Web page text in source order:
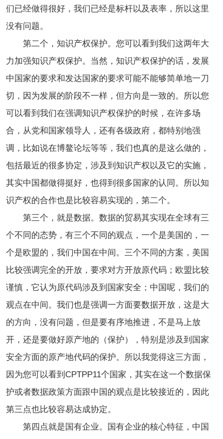
们已经做得很好，我们已经是标杆以及表率，所以这里
没有问题。
第二个，知识产权保护。您可以看到我们这两年大
力加强知识产权保护。当然，知识产权保护的话，发展
中国家的要求和发达国家的要求可能不能够简单地一刀
切，因为发展的阶段不一样，但方向是一致的。所以您
可以看到我们在强调知识产权保护的时候，在许多场
合，从党和国家领导人，还有各级政府，都特别地强
调，比如说在博鳌论坛等等，我们也真的是这么做的，
包括最近的很多协定，涉及到知识产权以及它的实施，
其实中国都做得挺好，也得到很多国家的认同。所以知
识产权的合作也是比较容易实现的，第二个。
第三个，就是数据。数据的贸易其实现在全球有三
个不同的态势，有三个不同的观点，一个是美国的，一
个是欧盟的，我们中国在中间。三个不同的方案，美国
比较强调完全的开放，要求对方开放原代码；欧盟比较
谨慎，它认为原代码涉及到国家安全；中国呢，我们的
观点在中间。我们也是强调一方面要数据开放，这是大
的方向，没有问题，但是要有序地推进，不是马上放
开，还是要做好原产地的（保护），特别是涉及到国家
安全方面的原产地代码的保护。所以我觉得这三方面，
因为您可以看到CPTPP11个国家，其实在这一个数据保
护或者数据政策方面跟中国的观点是比较接近的，因此
第三点也比较容易达成协定。
第四点就是国有企业。国有企业的核心特征，中国